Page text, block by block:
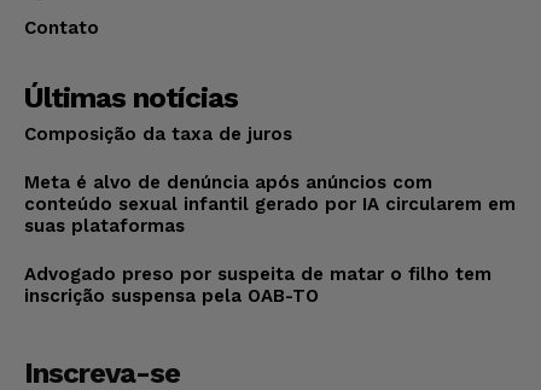
Contato
Últimas notícias
Composição da taxa de juros
Meta é alvo de denúncia após anúncios com
conteúdo sexual infantil gerado por IA circularem em
suas plataformas
Advogado preso por suspeita de matar o filho tem
inscrição suspensa pela OAB-TO
Inscreva-se